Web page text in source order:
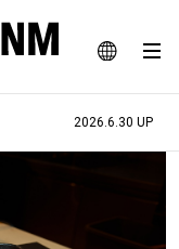
JA
EN
イルWEBマガジン
2026.6.30 UP